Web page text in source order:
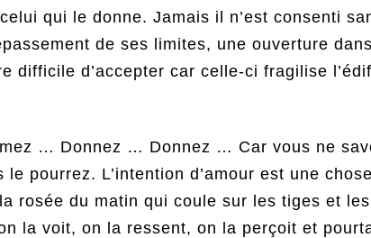
qui le donne. Jamais il n’est consenti
de ses limites, une ouverture
difficile d’accepter car celle-ci fragilise
… Donnez … Donnez … Car vous ne
le pourrez. L’intention d’amour est une
rosée du matin qui coule sur les tiges et
la voit, on la ressent, on la perçoit et